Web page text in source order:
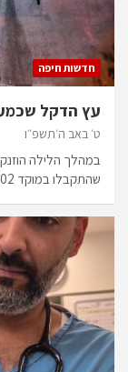
חדשות חיפה
עץ הדקל
ט׳ באב ה׳תשפ״ו
במהלך הלילה
שהתקבלו במוקד 102 אודות שריפת עץ…